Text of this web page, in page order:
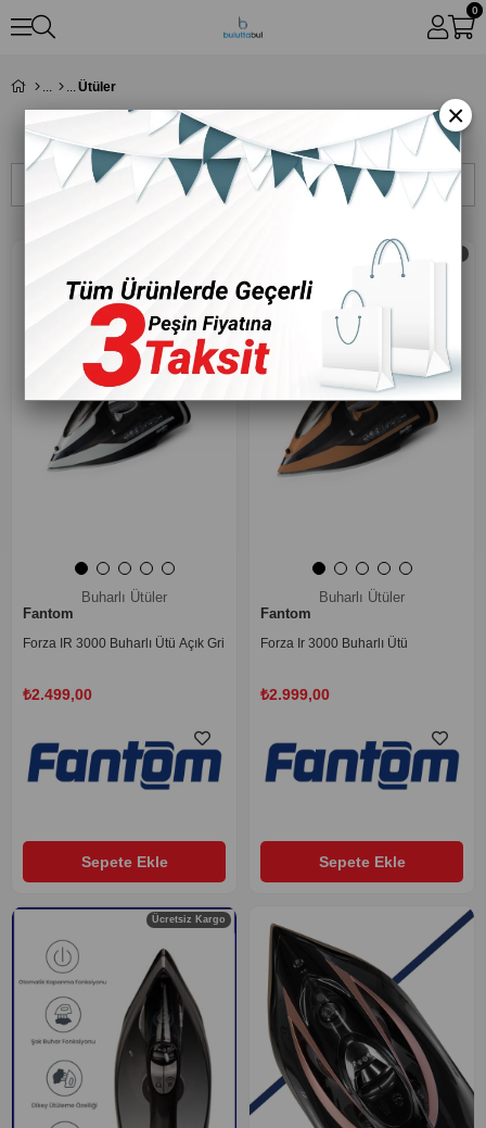
0
Ütüler
Ütüler
Filtreleme
Sıralama
Buharlı Ütüler
Fantom
Forza IR 3000 Buharlı Ütü Açık Gri
₺2.499,00
Sepete Ekle
Buharlı Ütüler
Fantom
Forza Ir 3000 Buharlı Ütü
₺2.999,00
Sepete Ekle
Ücretsiz Kargo
Ücretsiz Kargo
×